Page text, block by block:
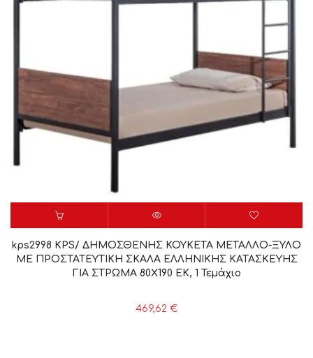
kps2998 KPS/ ΔΗΜΟΣΘΕΝΗΣ ΚΟΥΚΕΤΑ ΜΕΤΑΛΛΟ-ΞΥΛΟ
ΜΕ ΠΡΟΣΤΑΤΕΥΤΙΚΗ ΣΚΑΛΑ ΕΛΛΗΝΙΚΗΣ ΚΑΤΑΣΚΕΥΗΣ
ΓΙΑ ΣΤΡΩΜΑ 80Χ190 ΕΚ, 1 Τεμάχιο
469,62 €